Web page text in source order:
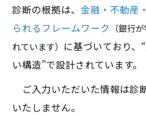
診断の根拠は、 金融・不動産
られるフレームワーク （銀行
れています） に基づいており、
い構造”で設計されています。
ご入力いただいた情報は診
いたしません。